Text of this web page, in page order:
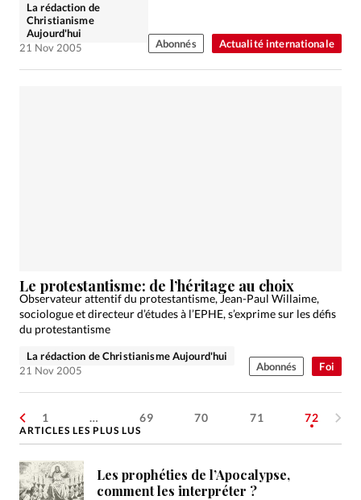
Tous les articles
Actualité internationale
Chronique
Culture
Actualité internationale
La rédaction de
Christianisme
Aujourd'hui
21 Nov 2005
Abonnés
Foi
Le protestantisme: de l’héritage au choix
Observateur attentif du protestantisme, Jean-Paul Willaime,
sociologue et directeur d’études à l’EPHE, s’exprime sur les défis
du protestantisme
La rédaction de Christianisme Aujourd'hui
21 Nov 2005
Abonnés
1 … 69 70 71 72
ARTICLES LES PLUS LUS
Les prophéties de l’Apocalypse,
comment les interpréter ?